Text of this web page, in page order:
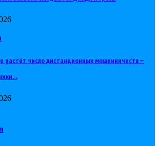
растёт число дистанционных мошенничеств —